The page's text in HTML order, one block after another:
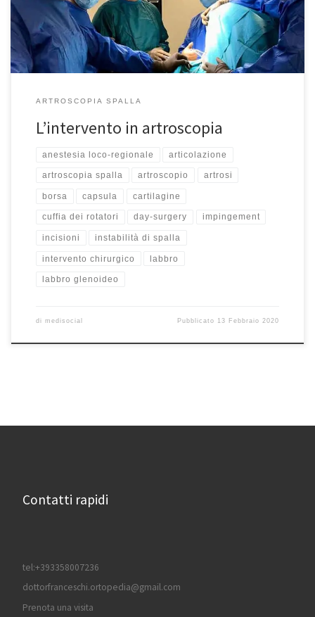
mangiare o bere niente a partire dalla mezzanotte del giorno
prima dell’intervento. […]
ARTROSCOPIA SPALLA
L’intervento in artroscopia
anestesia loco-regionale articolazione
artroscopia spalla artroscopio artrosi
borsa capsula cartilagine
cuffia dei rotatori day-surgery impingement
incisioni instabilità di spalla
intervento chirurgico labbro
labbro glenoideo
di medisocial Pubblicato 13 Febbraio 2020
Contatti rapidi
tel:+393358007236
dottorfranceschi.ortopedia@gmail.com
Prenota una visita